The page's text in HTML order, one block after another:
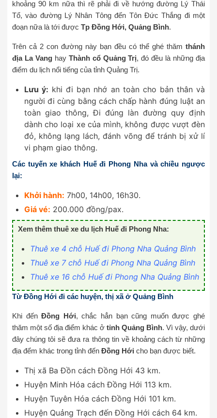
khoảng 90 km nữa thì rẽ phải đi về hướng đường Lý Thái
Tổ, vào đường Lý Nhân Tông đến Tôn Đức Thắng đi một
đoạn nữa là tới được Tp Đồng Hới, Quảng Bình.
Trên cả 2 con đường này bạn đều có thể ghé thăm thánh
địa La Vanghay Thành cổ Quảng Trị, đó đều là những địa
điểm du lịch nổi tiếng của tỉnh Quảng Trị.
Lưu ý: khi đi bạn nhớ an toàn cho bản thân và
người đi cùng bằng cách chấp hành đúng luật an
toàn giao thông, Đi đúng làn đường quy định
dành cho loại xe của mình, không được vượt đèn
đỏ, không lạng lách, đánh võng để tránh bị xử lí
vi phạm giao thông.
Các tuyến xe khách Huế đi Phong Nha và chiều ngược
lại:
Khởi hành: 7h00, 14h00, 16h30.
Giá vé: 200.000 đồng/pax.
Xem thêm thuê xe du lịch Huế đi Phong Nha:
Thuê xe 4 chỗ Huế đi Phong Nha Quảng Bình
Thuê xe 7 chỗ Huế đi Phong Nha Quảng Bình
Thuê xe 16 chỗ Huế đi Phong Nha Quảng Bình
Từ Đồng Hới đi các huyện, thị xã ở Quảng Bình
Khi đếnĐồng Hới, chắc hẳn bạn cũng muốn được ghé
thăm một số địa điểm khác ở tỉnh Quảng Bình. Vì vậy, dưới
đây chúng tôi sẽ đưa ra thông tin về khoảng cách từ những
địa đểm khác trong tỉnh đến Đồng Hới cho bạn được biết.
Thị xã Ba Đồn cách Đồng Hới 43 km.
Huyện Minh Hóa cách Đồng Hới 113 km.
Huyện Tuyên Hóa cách Đồng Hới 101 km.
Huyện Quảng Trạch đến Đồng Hới cách 64 km.